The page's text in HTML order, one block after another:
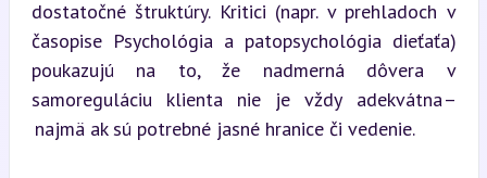
dostatočné štruktúry. Kritici (napr. v prehladoch v
časopise Psychológia a patopsychológia dieťaťa)
poukazujú na to, že nadmerná dôvera v
samoreguláciu klienta nie je vždy adekvátna –
najmä ak sú potrebné jasné hranice či vedenie.